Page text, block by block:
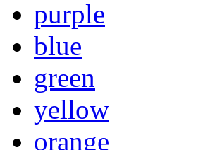
purple
blue
green
yellow
orange